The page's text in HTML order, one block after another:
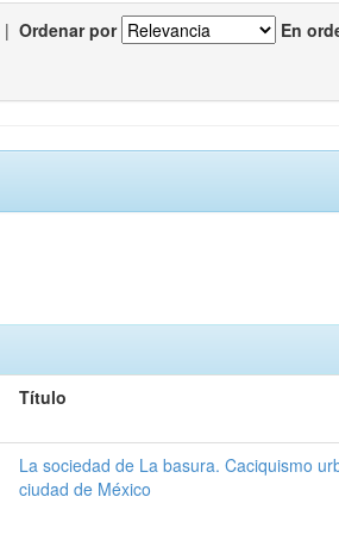
| Ordenar por En
Título
La sociedad de La basura. Caciquismo
ciudad de México